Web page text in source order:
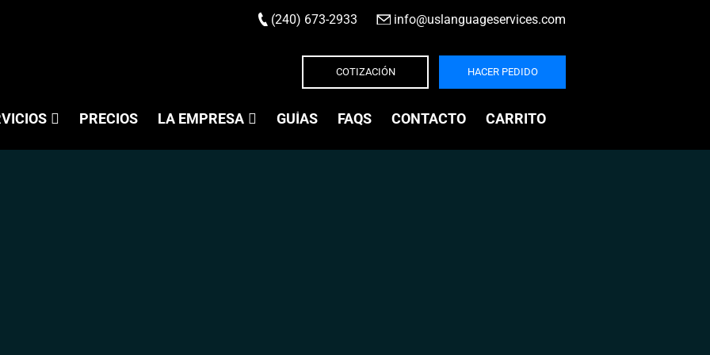
(240) 673-2933 info@uslanguageservices.com
COTIZACIÓN HACER PEDIDO
PRECIOS LA EMPRESA GUÍAS FAQS CONTACTO CARRITO